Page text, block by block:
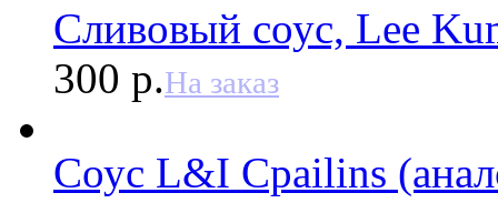
Сливовый соус, Lee
300 р.На заказ
Соус L&I Cpailins